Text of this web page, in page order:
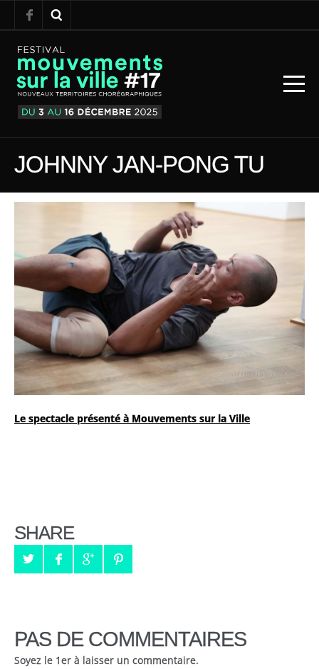
JOHNNY JAN-PONG TU
Le spectacle présenté à Mouvements sur la Ville
SHARE
PAS DE COMMENTAIRES
Soyez le 1er à laisser un commentaire.